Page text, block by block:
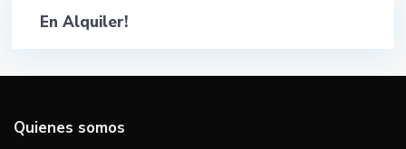
En Alquiler!
Quienes somos